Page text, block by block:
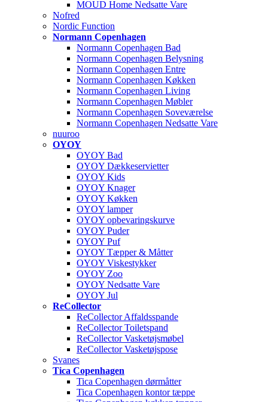
MOUD Home Nedsatte Vare
Nofred
Nordic Function
Normann Copenhagen
Normann Copenhagen Bad
Normann Copenhagen Belysning
Normann Copenhagen Entre
Normann Copenhagen Køkken
Normann Copenhagen Living
Normann Copenhagen Møbler
Normann Copenhagen Soveværelse
Normann Copenhagen Nedsatte Vare
nuuroo
OYOY
OYOY Bad
OYOY Dækkeservietter
OYOY Kids
OYOY Knager
OYOY Køkken
OYOY lamper
OYOY opbevaringskurve
OYOY Puder
OYOY Puf
OYOY Tæpper & Måtter
OYOY Viskestykker
OYOY Zoo
OYOY Nedsatte Vare
OYOY Jul
ReCollector
ReCollector Affaldsspande
ReCollector Toiletspand
ReCollector Vasketøjsmøbel
ReCollector Vasketøjspose
Svanes
Tica Copenhagen
Tica Copenhagen dørmåtter
Tica Copenhagen kontor tæppe